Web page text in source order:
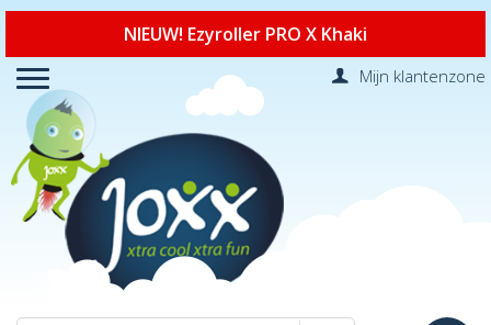
NIEUW! Ezyroller PRO X Khaki
Mijn klantenzone